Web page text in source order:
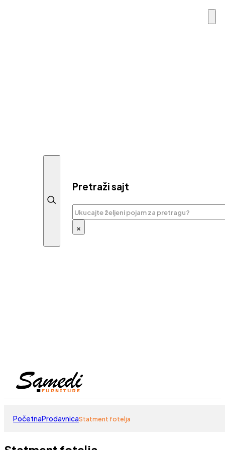
Pretraži sajt
Pretraga
×
PočetnaProdavnicaStatment fotelja